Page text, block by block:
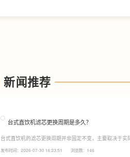
新闻推荐
台式直饮机滤芯更换周期是多久？
台式直饮机的滤芯更换周期并非固定不变，主要取决于
命相对较长，通常在2至3年左右，而后置活性炭滤芯则建
发布时间：2026-07-30 16:23:51 浏览数：146